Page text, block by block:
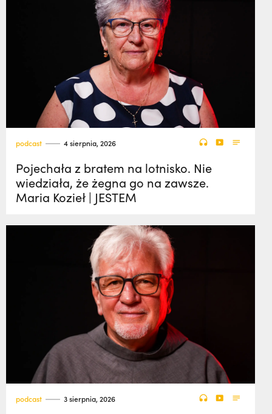
podcast 4 sierpnia, 2026
Pojechała z bratem na lotnisko. Nie
wiedziała, że żegna go na zawsze.
Maria Kozieł | JESTEM
podcast 3 sierpnia, 2026